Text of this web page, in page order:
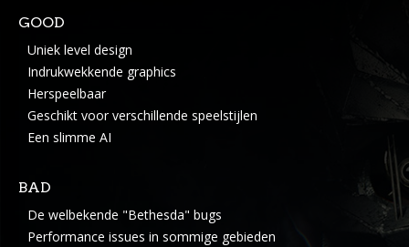
GOOD
Uniek level design
Indrukwekkende graphics
Herspeelbaar
Geschikt voor verschillende speelstijlen
Een slimme AI
BAD
De welbekende "Bethesda" bugs
Performance issues in sommige gebieden